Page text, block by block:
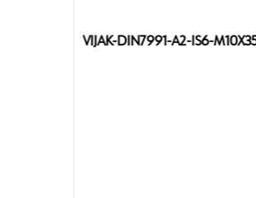
VIJAK-DIN7991-A2-IS6-M10X35